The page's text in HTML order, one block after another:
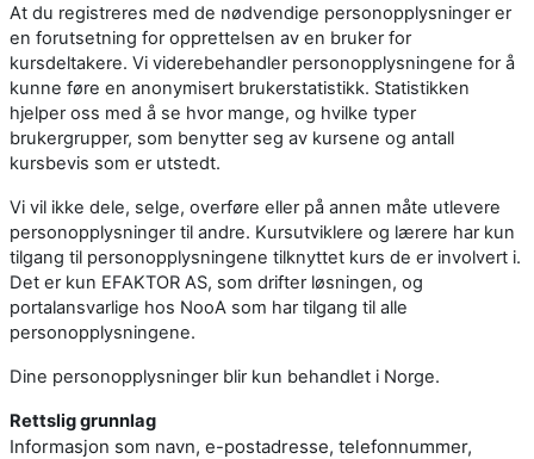
At du registreres med de nødvendige personopplysninger er
en forutsetning for opprettelsen av en bruker for
kursdeltakere. Vi viderebehandler personopplysningene for å
kunne føre en anonymisert brukerstatistikk. Statistikken
hjelper oss med å se hvor mange, og hvilke typer
brukergrupper, som benytter seg av kursene og antall
kursbevis som er utstedt.
Vi vil ikke dele, selge, overføre eller på annen måte utlevere
personopplysninger til andre. Kursutviklere og lærere har kun
tilgang til personopplysningene tilknyttet kurs de er involvert i.
Det er kun EFAKTOR AS, som drifter løsningen, og
portalansvarlige hos NooA som har tilgang til alle
personopplysningene.
Dine personopplysninger blir kun behandlet i Norge.
Rettslig grunnlag
Informasjon som navn, e-postadresse, telefonnummer,